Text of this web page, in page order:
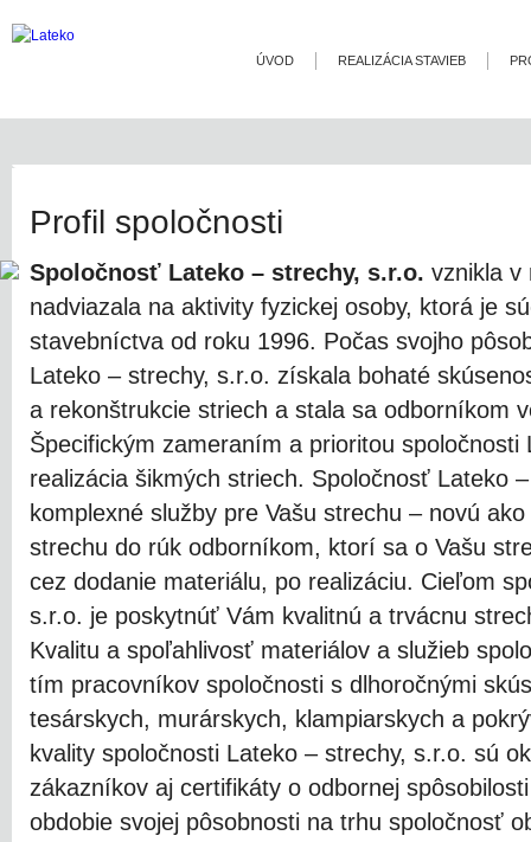
ÚVOD REALIZÁCIA STAVIEB
Profil spoločnosti
Spoločnosť Lateko – strechy, s.r.o. vznikla v
nadviazala na aktivity fyzickej osoby, ktorá je
stavebníctva od roku 1996. Počas svojho
Lateko – strechy, s.r.o. získala bohaté
a rekonštrukcie striech a stala sa odborníkom
Špecifickým zameraním a prioritou spoločnosti
realizácia šikmých striech. Spoločnosť Lateko
komplexné služby pre Vašu strechu – novú
strechu do rúk odborníkom, ktorí sa o Vašu
cez dodanie materiálu, po realizáciu. Cieľom
s.r.o. je poskytnúť Vám kvalitnú a trvácnu
Kvalitu a spoľahlivosť materiálov a služieb
tím pracovníkov spoločnosti s dlhoročnými
tesárskych, murárskych, klampiarskych a
kvality spoločnosti Lateko – strechy, s.r.o. sú
zákazníkov aj certifikáty o odbornej
obdobie svojej pôsobnosti na trhu spoločnosť